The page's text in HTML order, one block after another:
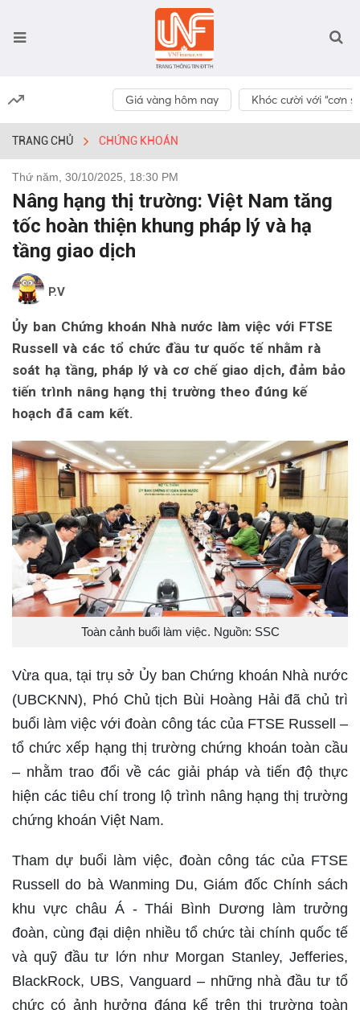
Giá vàng hôm nay Khóc cười với “cơn
TRANG CHỦ CHỨNG KHOÁN
Thứ năm, 30/10/2025, 18:30 PM
Nâng hạng thị trường: Việt Nam tăng
tốc hoàn thiện khung pháp lý và hạ
tầng giao dịch
P.V
Ủy ban Chứng khoán Nhà nước làm việc với FTSE
Russell và các tổ chức đầu tư quốc tế nhằm rà
soát hạ tầng, pháp lý và cơ chế giao dịch, đảm bảo
tiến trình nâng hạng thị trường theo đúng kế
hoạch đã cam kết.
Toàn cảnh buổi làm việc. Nguồn: SSC
Vừa qua, tại trụ sở Ủy ban Chứng khoán Nhà nước
(UBCKNN), Phó Chủ tịch Bùi Hoàng Hải đã chủ trì
buổi làm việc với đoàn công tác của FTSE Russell –
tổ chức xếp hạng thị trường chứng khoán toàn cầu
– nhằm trao đổi về các giải pháp và tiến độ thực
hiện các tiêu chí trong lộ trình nâng hạng thị trường
chứng khoán Việt Nam.
Tham dự buổi làm việc, đoàn công tác của FTSE
Russell do bà Wanming Du, Giám đốc Chính sách
khu vực châu Á - Thái Bình Dương làm trưởng
đoàn, cùng đại diện nhiều tổ chức tài chính quốc tế
và quỹ đầu tư lớn như Morgan Stanley, Jefferies,
BlackRock, UBS, Vanguard – những nhà đầu tư tổ
chức có ảnh hưởng đáng kể trên thị trường toàn